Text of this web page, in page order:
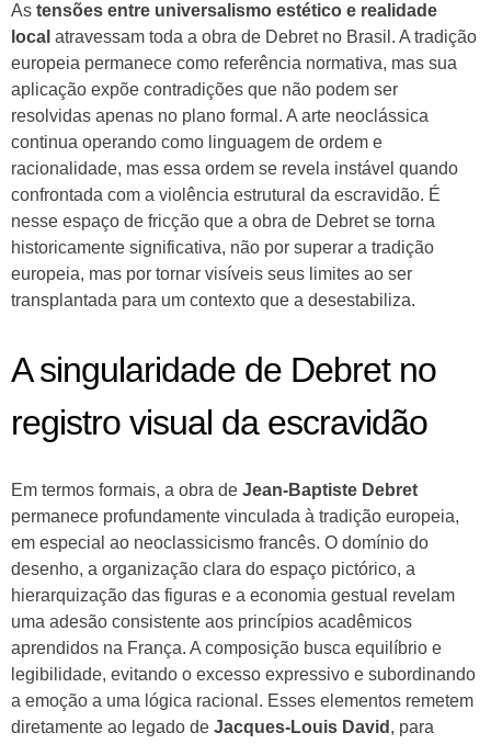
As tensões entre universalismo estético e realidade
local atravessam toda a obra de Debret no Brasil. A tradição
europeia permanece como referência normativa, mas sua
aplicação expõe contradições que não podem ser
resolvidas apenas no plano formal. A arte neoclássica
continua operando como linguagem de ordem e
racionalidade, mas essa ordem se revela instável quando
confrontada com a violência estrutural da escravidão. É
nesse espaço de fricção que a obra de Debret se torna
historicamente significativa, não por superar a tradição
europeia, mas por tornar visíveis seus limites ao ser
transplantada para um contexto que a desestabiliza.
A singularidade de Debret no
registro visual da escravidão
Em termos formais, a obra de Jean-Baptiste Debret
permanece profundamente vinculada à tradição europeia,
em especial ao neoclassicismo francês. O domínio do
desenho, a organização clara do espaço pictórico, a
hierarquização das figuras e a economia gestual revelam
uma adesão consistente aos princípios acadêmicos
aprendidos na França. A composição busca equilíbrio e
legibilidade, evitando o excesso expressivo e subordinando
a emoção a uma lógica racional. Esses elementos remetem
diretamente ao legado de Jacques-Louis David , para